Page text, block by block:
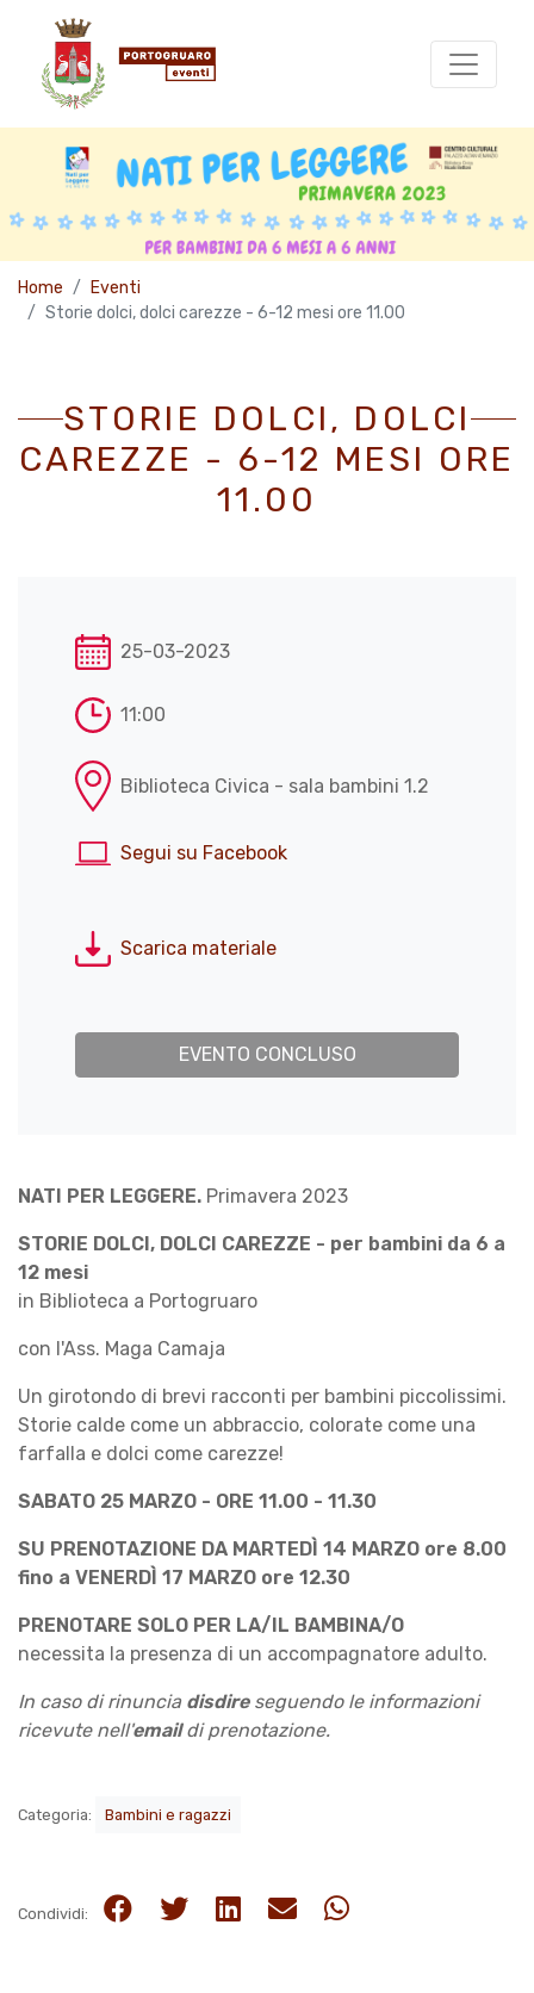
Home
Eventi
Storie dolci, dolci carezze - 6-12 mesi ore 11.00
STORIE DOLCI, DOLCI
CAREZZE - 6-12 MESI ORE
11.00
25-03-2023
11:00
Biblioteca Civica - sala bambini 1.2
Segui su Facebook
Scarica materiale
EVENTO CONCLUSO
NATI PER LEGGERE. Primavera 2023
STORIE DOLCI, DOLCI CAREZZE - per bambini da 6 a
12 mesi
in Biblioteca a Portogruaro
con l'Ass. Maga Camaja
Un girotondo di brevi racconti per bambini piccolissimi.
Storie calde come un abbraccio, colorate come una
farfalla e dolci come carezze!
SABATO 25 MARZO - ORE 11.00 - 11.30
SU PRENOTAZIONE DA MARTEDÌ 14 MARZO ore 8.00
fino a VENERDÌ 17 MARZO ore 12.30
PRENOTARE SOLO PER LA/IL BAMBINA/O
necessita la presenza di un accompagnatore adulto.
In caso di rinuncia disdireseguendo le informazioni
ricevute nell'emaildi prenotazione.
Categoria: Bambini e ragazzi
Condividi: